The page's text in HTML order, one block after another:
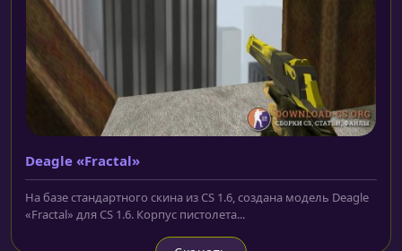
Deagle «Fractal»
На базе стандартного скина из CS 1.6, создана модель Deagle
«Fractal» для CS 1.6. Корпус пистолета...